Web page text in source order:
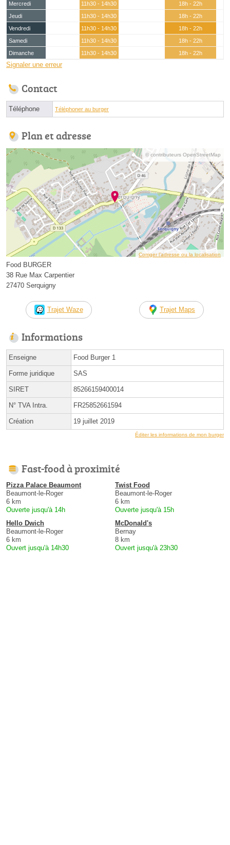
Mercredi
11h30 - 14h30
18h - 22h
Jeudi
11h30 - 14h30
18h - 22h
Vendredi
11h30 - 14h30
18h - 22h
Samedi
11h30 - 14h30
18h - 22h
Dimanche
11h30 - 14h30 18h - 22h
Signaler une erreur
Contact
Téléphone Téléphoner au burger
Plan et adresse
© contributeurs OpenStreetMap
Corriger l’adresse ou la localisation
Food BURGER
38 Rue Max Carpentier
27470 Serquigny
Trajet Waze Trajet Maps
Informations
Enseigne Food Burger 1
Forme juridique SAS
SIRET 85266159400014
N° TVA Intra. FR25852661594
Création 19 juillet 2019
Éditer les informations de mon burger
Fast-food à proximité
Pizza Palace Beaumont
Beaumont-le-Roger
6 km
Ouverte jusqu'à 14h
Twist Food
Beaumont-le-Roger
6 km
Ouverte jusqu'à 15h
Hello Dwich
Beaumont-le-Roger
6 km
Ouvert jusqu'à 14h30
McDonald's
Bernay
8 km
Ouvert jusqu'à 23h30